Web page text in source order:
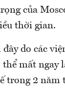
của
thời gian.
do các
mất ngay
trong 2